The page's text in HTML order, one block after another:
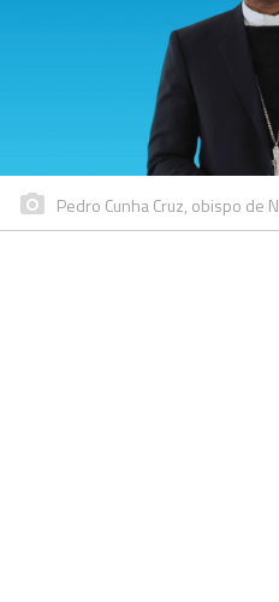
Pedro Cunha Cruz, obispo de